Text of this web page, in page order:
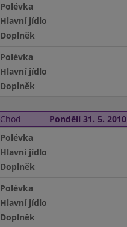
Polévka
Hlavní jídlo
Doplněk
Polévka
Hlavní jídlo
Doplněk
Chod Pondělí 31. 5. 2010
Polévka
Hlavní jídlo
Doplněk
Polévka
Hlavní jídlo
Doplněk